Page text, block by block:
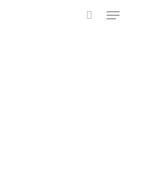
Menu